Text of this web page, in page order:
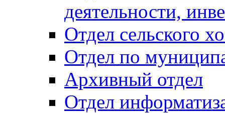
деятельности,
Отдел сельского
Отдел по
Архивный отдел
Отдел